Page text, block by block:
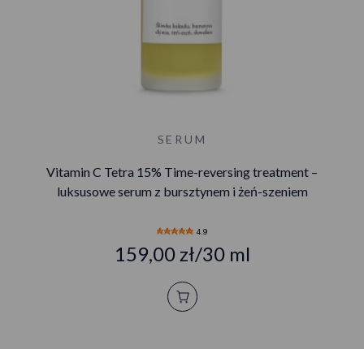
SERUM
Vitamin C Tetra 15% Time-reversing treatment –
luksusowe serum z bursztynem i żeń-szeniem
4.9
159,00 zł/30 ml